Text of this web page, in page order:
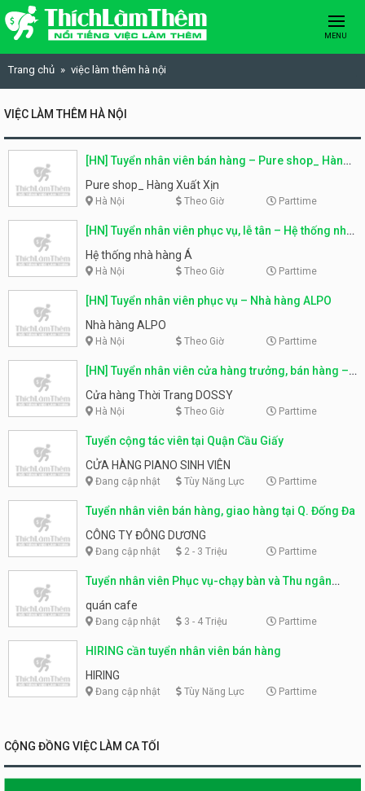
Skip to content
MENU
Trang chủ việc làm thêm hà nội
VIỆC LÀM THÊM HÀ NỘI
[HN] Tuyển nhân viên bán hàng – Pure shop_ Hàng
Xuất Xịn
Pure shop_ Hàng Xuất Xịn
Hà Nội Theo Giờ Parttime
[HN] Tuyển nhân viên phục vụ, lễ tân – Hệ thống nhà
hàng Á
Hệ thống nhà hàng Á
Hà Nội Theo Giờ Parttime
[HN] Tuyển nhân viên phục vụ – Nhà hàng ALPO
Nhà hàng ALPO
Hà Nội Theo Giờ Parttime
[HN] Tuyển nhân viên cửa hàng trưởng, bán hàng –
Cửa hàng Thời Trang DOSSY
Cửa hàng Thời Trang DOSSY
Hà Nội Theo Giờ Parttime
Tuyển cộng tác viên tại Quận Cầu Giấy
CỬA HÀNG PIANO SINH VIÊN
Đang cập nhật Tùy Năng Lực Parttime
Tuyển nhân viên bán hàng, giao hàng tại Q. Đống Đa
CÔNG TY ĐÔNG DƯƠNG
Đang cập nhật 2 - 3 Triệu Parttime
Tuyển nhân viên Phục vụ-chạy bàn và Thu ngân
quán Cafe
quán cafe
Đang cập nhật 3 - 4 Triệu Parttime
HIRING cần tuyển nhân viên bán hàng
HIRING
Đang cập nhật Tùy Năng Lực Parttime
CỘNG ĐỒNG VIỆC LÀM CA TỐI